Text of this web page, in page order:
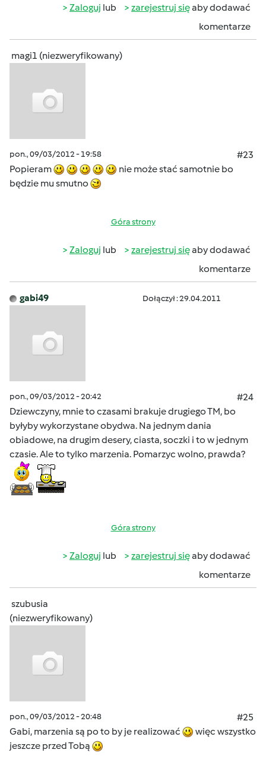
Zaloguj lub zarejestruj sięaby dodawać
komentarze
magi1 (niezweryfikowany)
pon., 09/03/2012 - 19:58
#23
Popieram
nie może stać samotnie bo
będzie mu smutno
Góra strony
Zaloguj lub zarejestruj sięaby dodawać
komentarze
gabi49 Dołączył : 29.04.2011
pon., 09/03/2012 - 20:42
#24
Dziewczyny, mnie to czasami brakuje drugiego TM, bo
byłyby wykorzystane obydwa. Na jednym dania
obiadowe, na drugim desery, ciasta, soczki i to w jednym
czasie. Ale to tylko marzenia. Pomarzyc wolno, prawda?
Góra strony
Zaloguj lub zarejestruj sięaby dodawać
komentarze
szubusia
(niezweryfikowany)
pon., 09/03/2012 - 20:48
#25
Gabi, marzenia są po to by je realizować
więc wszystko
jeszcze przed Tobą